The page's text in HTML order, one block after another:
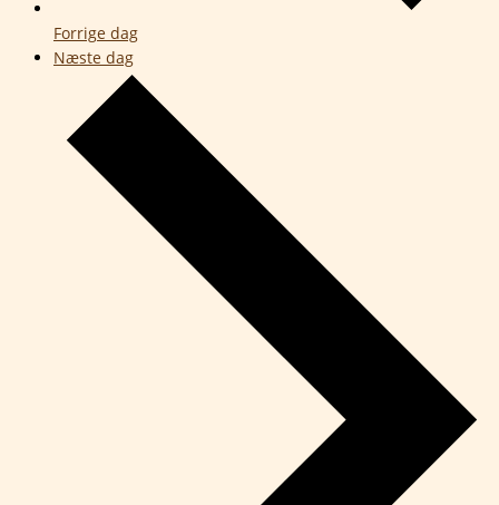
Forrige dag
Næste dag